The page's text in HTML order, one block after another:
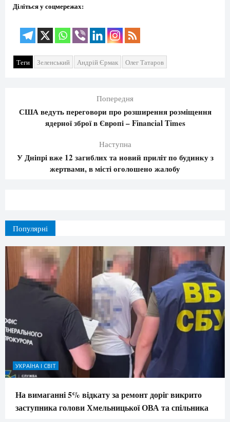
Діліться у соцмережах:
Теги Зеленський Андрій Єрмак Олег Татаров
Попередня
США ведуть переговори про розширення розміщення
ядерної зброї в Європі – Financial Times
Наступна
У Дніпрі вже 12 загиблих та новий приліт по будинку з
жертвами, в місті оголошено жалобу
Популярні
УКРАЇНА І СВІТ
На вимаганні 5% відкату за ремонт доріг викрито
заступника голови Хмельницької ОВА та спільника